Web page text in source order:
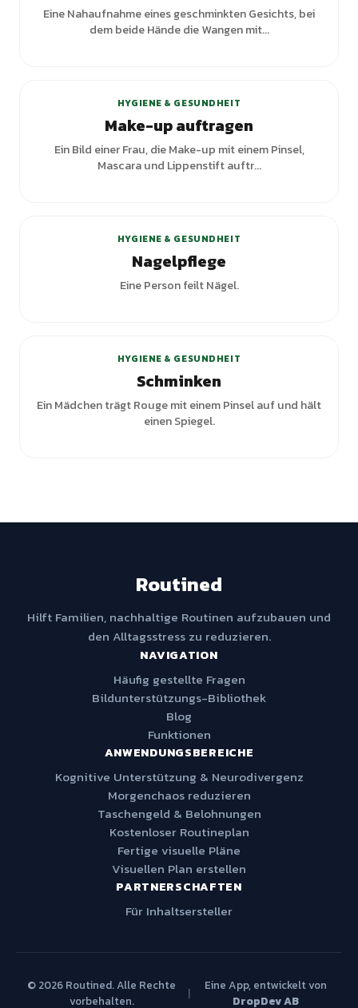
Eine Nahaufnahme eines geschminkten Gesichts, bei
dem beide Hände die Wangen mit...
HYGIENE & GESUNDHEIT
Make-up auftragen
Ein Bild einer Frau, die Make-up mit einem Pinsel,
Mascara und Lippenstift auftr...
HYGIENE & GESUNDHEIT
Nagelpflege
Eine Person feilt Nägel.
HYGIENE & GESUNDHEIT
Schminken
Ein Mädchen trägt Rouge mit einem Pinsel auf und hält
einen Spiegel.
Routined
Hilft Familien, nachhaltige Routinen aufzubauen und
den Alltagsstress zu reduzieren.
NAVIGATION
Häufig gestellte Fragen
Bildunterstützungs-Bibliothek
Blog
Funktionen
ANWENDUNGSBEREICHE
Kognitive Unterstützung & Neurodivergenz
Morgenchaos reduzieren
Taschengeld & Belohnungen
Kostenloser Routineplan
Fertige visuelle Pläne
Visuellen Plan erstellen
PARTNERSCHAFTEN
Für Inhaltsersteller
© 2026 Routined. Alle Rechte
vorbehalten.
|
Eine App, entwickelt von
DropDev AB